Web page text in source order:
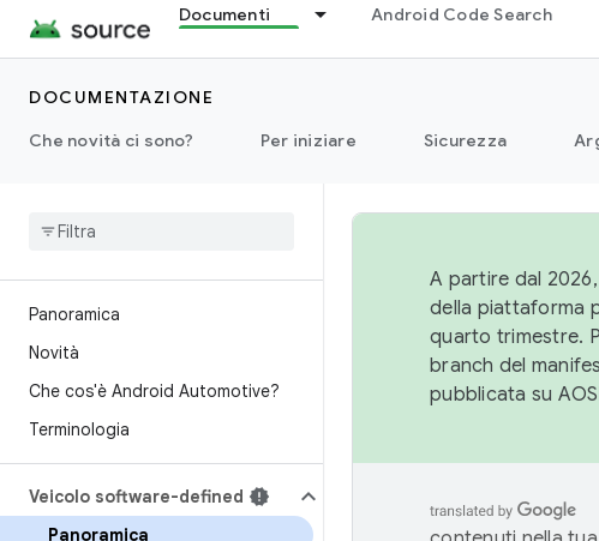
Documenti Android Code Search
DOCUMENTAZIONE
Che novità ci sono?
Per iniziare Sicurezza
Panoramica
Novità
Che cos'è Android Automotive?
Terminologia
Veicolo software-defined
Panoramica
A partire dal
della piattaforma
quarto trimestre.
branch del
pubblicata su